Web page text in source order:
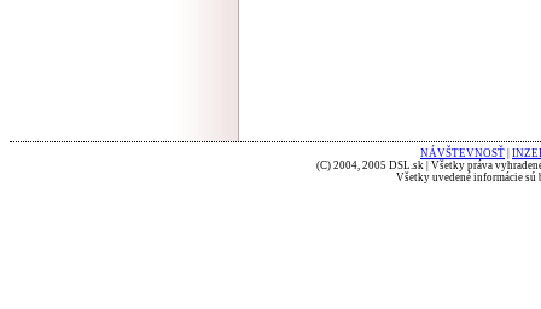
NÁVŠTEVNOSŤ
(C) 2004, 2005 DSL.sk | Všetky práva
Všetky uvedené informácie sú